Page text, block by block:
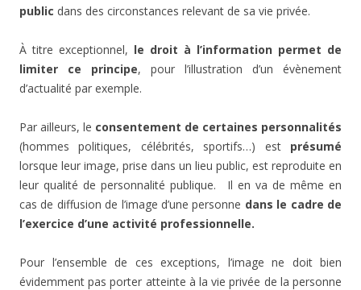
public dans des circonstances relevant de sa vie privée.
À titre exceptionnel, le droit à l’information permet de
limiter ce principe, pour l’illustration d’un évènement
d’actualité par exemple.
Par ailleurs, le consentement de certaines personnalités
(hommes politiques, célébrités, sportifs…) est présumé
lorsque leur image, prise dans un lieu public, est reproduite en
leur qualité de personnalité publique. Il en va de même en
cas de diffusion de l’image d’une personne dans le cadre de
l’exercice d’une activité professionnelle.
Pour l’ensemble de ces exceptions, l’image ne doit bien
évidemment pas porter atteinte à la vie privée de la personne